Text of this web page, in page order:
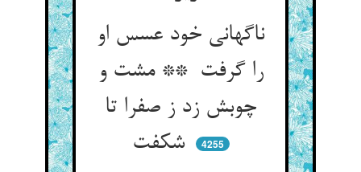
ناگهانی خود عسس او
را گرفت ** مشت و
چوبش زد ز صفرا تا
شکفت
4255